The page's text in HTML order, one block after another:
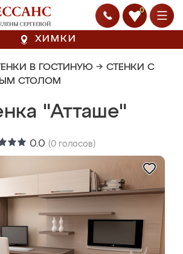
0
ХИМКИ
В ГОСТИНУЮ → СТЕНКИ С
СТОЛОМ
"Атташе"
0.0 (0 голосов)